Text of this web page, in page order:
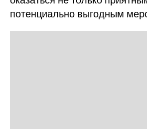
потенциально выгодным